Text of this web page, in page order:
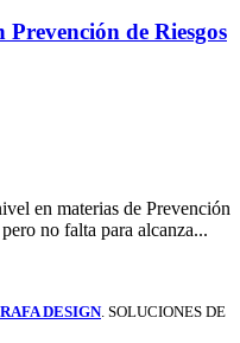
de Riesgos
en materias de Prevención
no falta para alcanza...
DESIGN. SOLUCIONES DE